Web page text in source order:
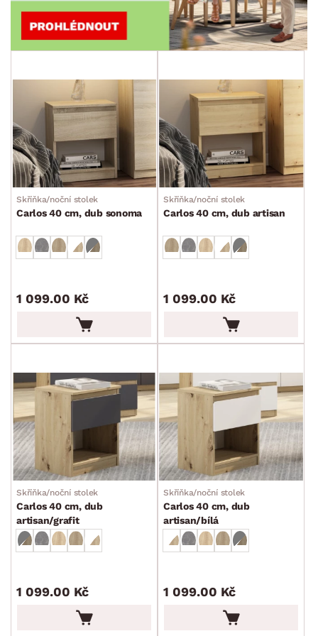
Skříňka/noční stolek
Carlos 40 cm, dub sonoma
1 099.00 Kč
Skříňka/noční stolek
Carlos 40 cm, dub artisan
1 099.00 Kč
Skříňka/noční stolek
Carlos 40 cm, dub
artisan/grafit
1 099.00 Kč
Skříňka/noční stolek
Carlos 40 cm, dub
artisan/bílá
1 099.00 Kč